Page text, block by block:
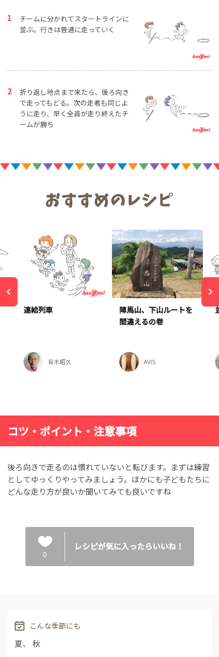
チームに分かれてスタートラインに
並ぶ。行きは普通に走っていく
折り返し地点まで来たら、後ろ向き
で走ってもどる。次の走者も同じよ
うに走り、早く全員が走り終えたチ
ームが勝ち
連結列車
有木昭久
陣馬山、下山ルートを
間違えるの巻
AVIS
コツ・ポイント・注意事項
後ろ向きで走るのは慣れていないと転びます。まずは練習
としてゆっくりやってみましょう。ほかにも子どもたちに
どんな走り方が良いか聞いてみても良いですね
0
レシピが気に入ったらいいね！
こんな季節にも
夏、 秋